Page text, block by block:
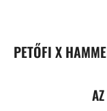
PETŐFI X